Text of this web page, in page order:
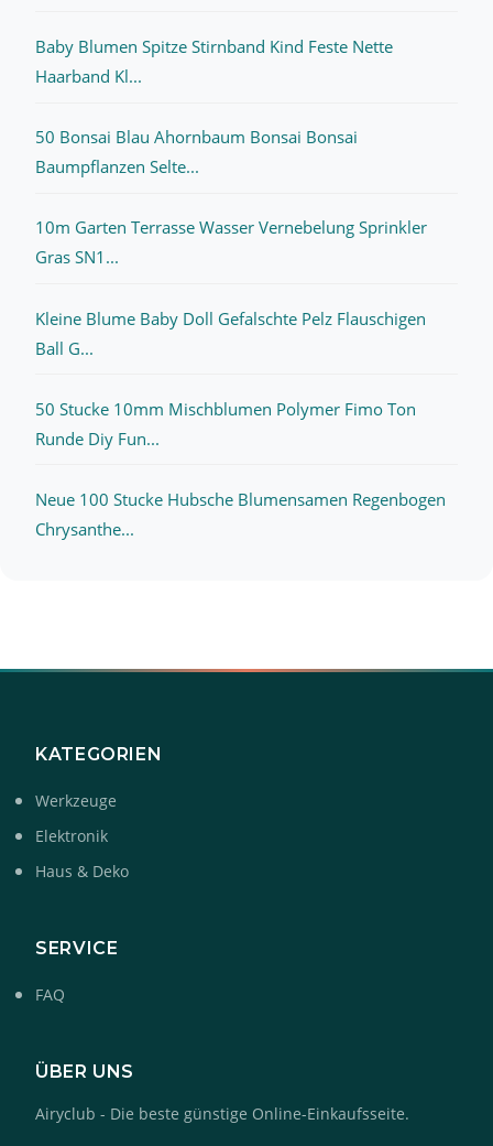
Baby Blumen Spitze Stirnband Kind Feste Nette
Haarband Kl...
50 Bonsai Blau Ahornbaum Bonsai Bonsai
Baumpflanzen Selte...
10m Garten Terrasse Wasser Vernebelung Sprinkler
Gras SN1...
Kleine Blume Baby Doll Gefalschte Pelz Flauschigen
Ball G...
50 Stucke 10mm Mischblumen Polymer Fimo Ton
Runde Diy Fun...
Neue 100 Stucke Hubsche Blumensamen Regenbogen
Chrysanthe...
KATEGORIEN
Werkzeuge
Elektronik
Haus & Deko
SERVICE
FAQ
ÜBER UNS
Airyclub - Die beste günstige Online-Einkaufsseite.